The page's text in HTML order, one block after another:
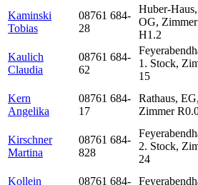
Kaminski
Tobias
08761 684-
28
Huber-
OG, Zimmer
H1.2
Kaulich
Claudia
08761 684-
62
1. Stock,
15
Kern
Angelika
08761 684-
17
Rathaus, EG,
Zimmer
Kirschner
Martina
08761 684-
828
2. Stock,
24
Kollein
08761 684-